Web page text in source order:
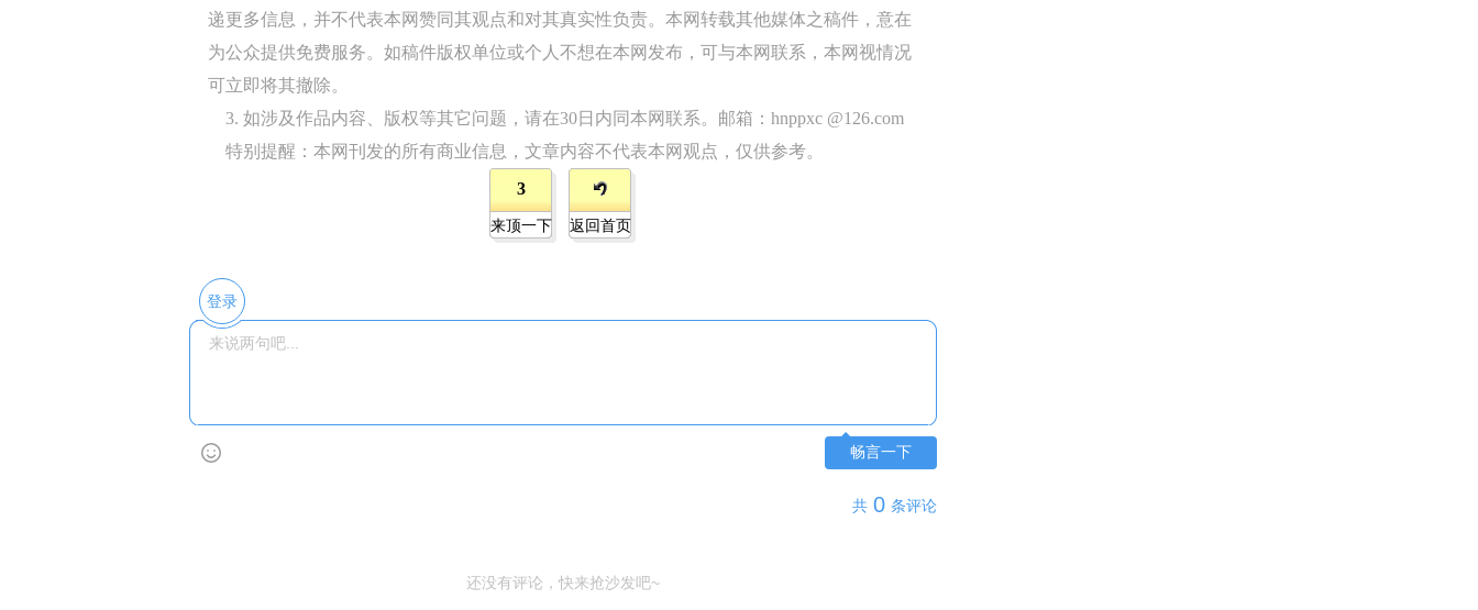
递更多信息，并不代表本网赞同其观点和对其真实性负责。本网转载其他媒体之稿件，意在
为公众提供免费服务。如稿件版权单位或个人不想在本网发布，可与本网联系，本网视情况
可立即将其撤除。
3. 如涉及作品内容、版权等其它问题，请在30日内同本网联系。邮箱：hnppxc @126.com
特别提醒：本网刊发的所有商业信息，文章内容不代表本网观点，仅供参考。
3
来顶一下 返回首页
登录
畅言一下
共 0 条评论
还没有评论，快来抢沙发吧~